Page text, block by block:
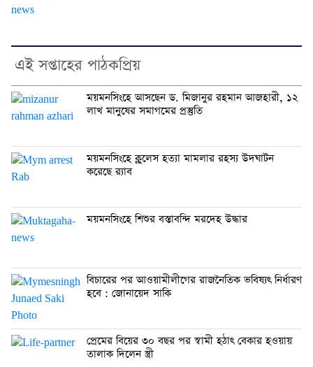
এই সপ্তাহের পাঠকপ্রিয়
ময়মনসিংহে আসছেন ড. মিজানুর রহমান আজহারী, ১২
লাখ মানুষের সমাগমের প্রস্তুতি
ময়মনসিংহে ক্লুলেস হত্যা মামলার রহস্য উদঘাটন
করেছে র‍্যাব
ময়মনসিংহে শিশুর বস্তাবন্দি মরদেহ উদ্ধার
বিচারের পর আওয়ামীলীগের রাজনৈতিক ভবিষ্যৎ নির্ধারণ
হবে : জোনায়েদ সাকি
প্রেমের বিয়ের ৩০ বছর পর স্বামী হঠাৎ বেকার হওয়ায়
তালাক দিলেন স্ত্রী